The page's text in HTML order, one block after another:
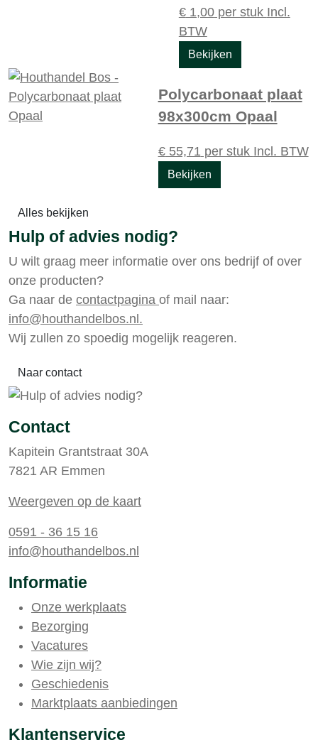
€1,00per stuk Incl.
BTW
Bekijken
Polycarbonaat plaat
98x300cm Opaal
€55,71 per stuk Incl. BTW
Bekijken
Alles bekijken
Hulp of advies nodig?
U wilt graag meer informatie over ons bedrijf of over
onze producten?
Ga naar de contactpagina of mail naar:
info@houthandelbos.nl.
Wij zullen zo spoedig mogelijk reageren.
Naar contact
Contact
Kapitein Grantstraat 30A
7821 AR Emmen
Weergeven op de kaart
0591 - 36 15 16
info@houthandelbos.nl
Informatie
Onze werkplaats
Bezorging
Vacatures
Wie zijn wij?
Geschiedenis
Marktplaats aanbiedingen
Klantenservice